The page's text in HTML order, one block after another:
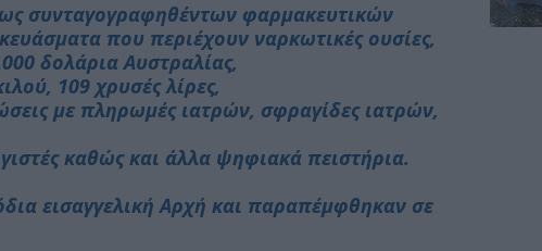
συνταγογραφηθέντων φαρμακευτικών
που περιέχουν ναρκωτικές ουσίες,
δολάρια Αυστραλίας,
109 χρυσές λίρες,
με πληρωμές ιατρών, σφραγίδες ιατρών,
καθώς και άλλα ψηφιακά πειστήρια.
εισαγγελική Αρχή και παραπέμφθηκαν σε